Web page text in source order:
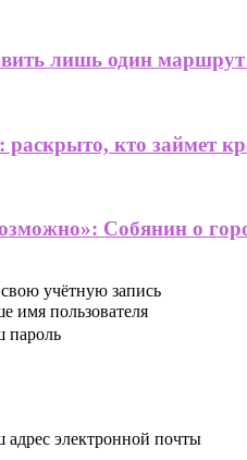
лишь один
кто займет
Собянин о
учётную запись
имя пользователя
пароль
адрес электронной почты